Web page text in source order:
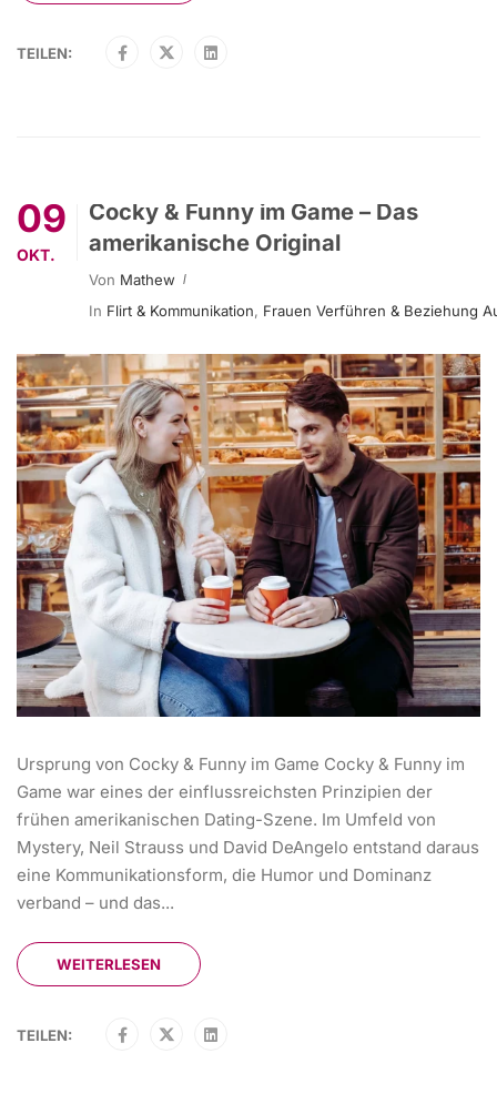
TEILEN:
09
OKT.
Cocky & Funny im Game – Das
amerikanische Original
Von Mathew
In Flirt & Kommunikation, Frauen Verführen & Beziehung
Ursprung von Cocky & Funny im Game Cocky & Funny im
Game war eines der einflussreichsten Prinzipien der
frühen amerikanischen Dating-Szene. Im Umfeld von
Mystery, Neil Strauss und David DeAngelo entstand daraus
eine Kommunikationsform, die Humor und Dominanz
verband – und das...
WEITERLESEN
TEILEN: